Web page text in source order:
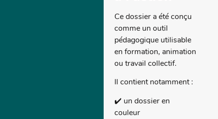
Ce dossier a été conçu
comme un outil
pédagogique utilisable
en formation, animation
ou travail collectif.
Il contient notamment :
✔️ un dossier en
couleur